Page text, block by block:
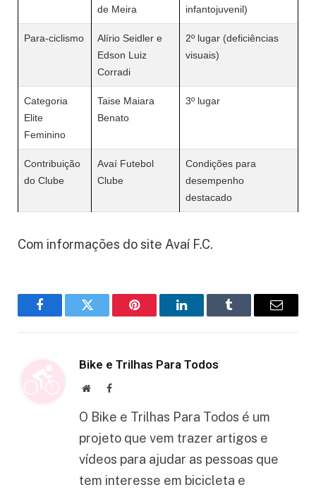
de Meira infantojuvenil)
Para-ciclismo
Alírio Seidler e
Edson Luiz
Corradi
2º lugar (deficiências
visuais)
Categoria
Elite
Feminino
Taise Maiara
Benato
3º lugar
Contribuição
do Clube
Avaí Futebol
Clube
Condições para
desempenho
destacado
Com informações do site Avaí F.C.
FacebookTwitter Pinterest LinkedInTumblr Email
Bike e Trilhas Para Todos
WebsiteFacebook
O Bike e Trilhas Para Todos é um
projeto que vem trazer artigos e
vídeos para ajudar as pessoas que
tem interesse em bicicleta e